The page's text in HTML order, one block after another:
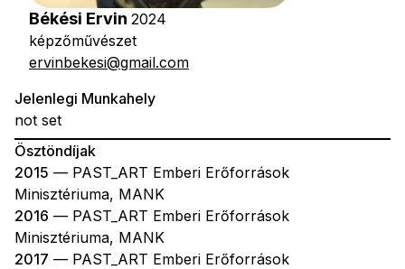
Békési Ervin 2024
képzőművészet
ervinbekesi@gmail.com
Jelenlegi Munkahely
not set
Ösztöndíjak
2015 — PAST_ART Emberi Erőforrások
Minisztériuma, MANK
2016 — PAST_ART Emberi Erőforrások
Minisztériuma, MANK
2017 — PAST_ART Emberi Erőforrások